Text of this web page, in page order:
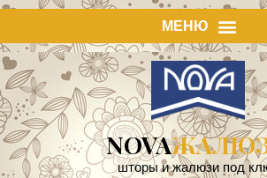
NOVA
шторы и жалюзи под